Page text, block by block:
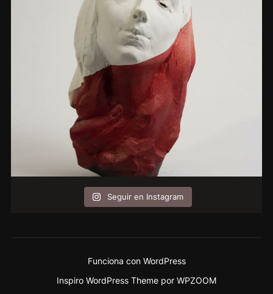
Seguir en Instagram
Funciona con WordPress
Inspiro WordPress Theme por WPZOOM